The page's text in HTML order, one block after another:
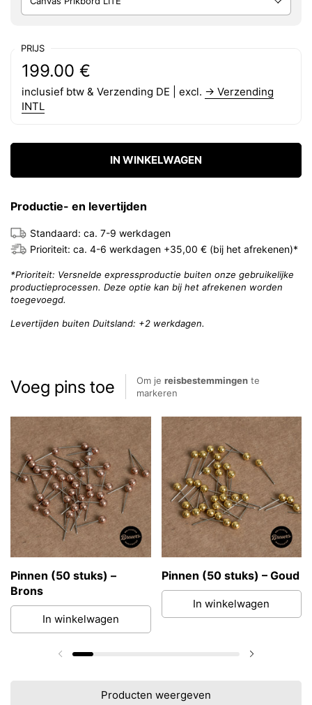
PRIJS
Prijs:
199.00 €
Reguliere prijs:
inclusief btw & Verzending DE | excl. → Verzending
INTL
IN WINKELWAGEN
Productie- en levertijden
Standaard: ca. 7-9 werkdagen
Prioriteit: ca. 4-6 werkdagen +35,00 € (bij het afrekenen)*
*Prioriteit: Versnelde expressproductie buiten onze gebruikelijke
productieprocessen. Deze optie kan bij het afrekenen worden
toegevoegd.
Levertijden buiten Duitsland: +2 werkdagen.
Voeg pins toe Om je reisbestemmingen te
markeren
Pinnen (50 stuks) –
Brons
In winkelwagen
Pinnen (50 stuks) – Goud
In winkelwagen
Vorige dia
Producten weergeven